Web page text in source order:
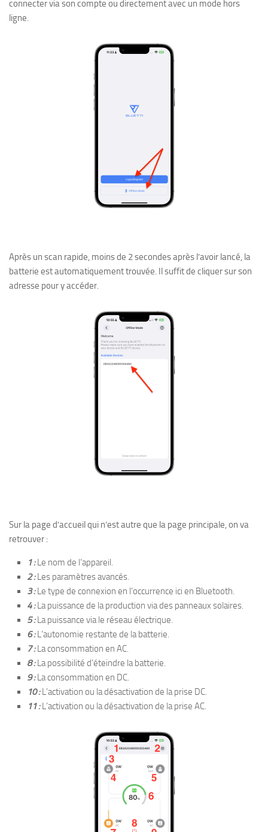
connecter via son compte ou directement avec un mode hors
ligne.
Après un scan rapide, moins de 2 secondes après l’avoir lancé, la
batterie est automatiquement trouvée. Il suffit de cliquer sur son
adresse pour y accéder.
Sur la page d’accueil qui n’est autre que la page principale, on va
retrouver :
1 :Le nom de l’appareil.
2 :Les paramètres avancés.
3 :Le type de connexion en l’occurrence ici en Bluetooth.
4 :La puissance de la production via des panneaux solaires.
5 :La puissance via le réseau électrique.
6 :L’autonomie restante de la batterie.
7 :La consommation en AC.
8 :La possibilité d’éteindre la batterie.
9 :La consommation en DC.
10 :L’activation ou la désactivation de la prise DC.
11 :L’activation ou la désactivation de la prise AC.